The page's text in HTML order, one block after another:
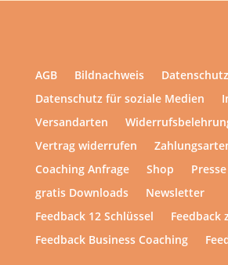
AGB Bildnachweis
Datenschutz
Datenschutz für soziale Medien
Versandarten
Vertrag widerrufen
Coaching Anfrage
Shop
gratis Downloads
Newsletter
Feedback 12 Schlüssel
Feedback
Feedback Business Coaching